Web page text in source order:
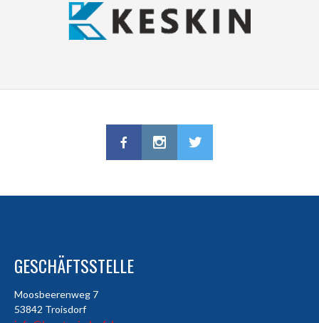
GESCHÄFTSSTELLE
Moosbeerenweg 7
53842 Troisdorf